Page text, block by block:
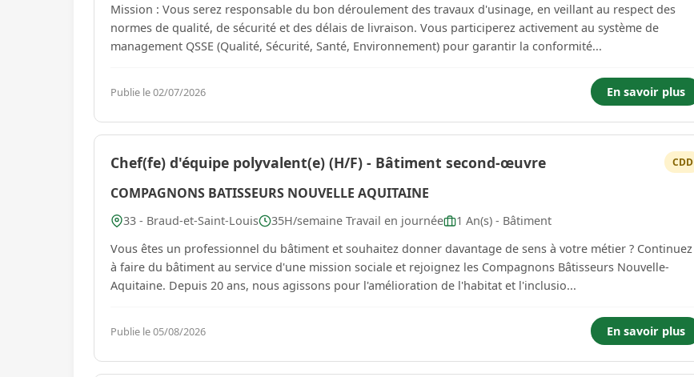
Mission : Vous serez responsable du bon déroulement des travaux d'usinage, en veillant au respect des
normes de qualité, de sécurité et des délais de livraison. Vous participerez activement au système de
management QSSE (Qualité, Sécurité, Santé, Environnement) pour garantir la conformité...
Publie le 02/07/2026 En savoir plus
Chef(fe) d'équipe polyvalent(e) (H/F) - Bâtiment second-œuvre CDD
COMPAGNONS BATISSEURS NOUVELLE AQUITAINE
33 - Braud-et-Saint-Louis 35H/semaine Travail en journée
1 An(s) - Bâtiment
Vous êtes un professionnel du bâtiment et souhaitez donner davantage de sens à votre métier ? Continuez
à faire du bâtiment au service d'une mission sociale et rejoignez les Compagnons Bâtisseurs Nouvelle-
Aquitaine. Depuis 20 ans, nous agissons pour l'amélioration de l'habitat et l'inclusio...
Publie le 05/08/2026 En savoir plus